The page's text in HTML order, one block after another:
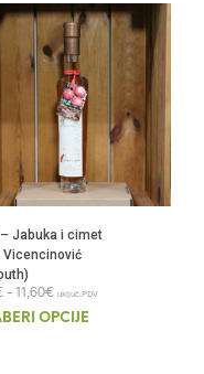
Jabuka i cimet
Vicencinović
–11,60€ Raspon
od
uključ.PDV
OPCIJE